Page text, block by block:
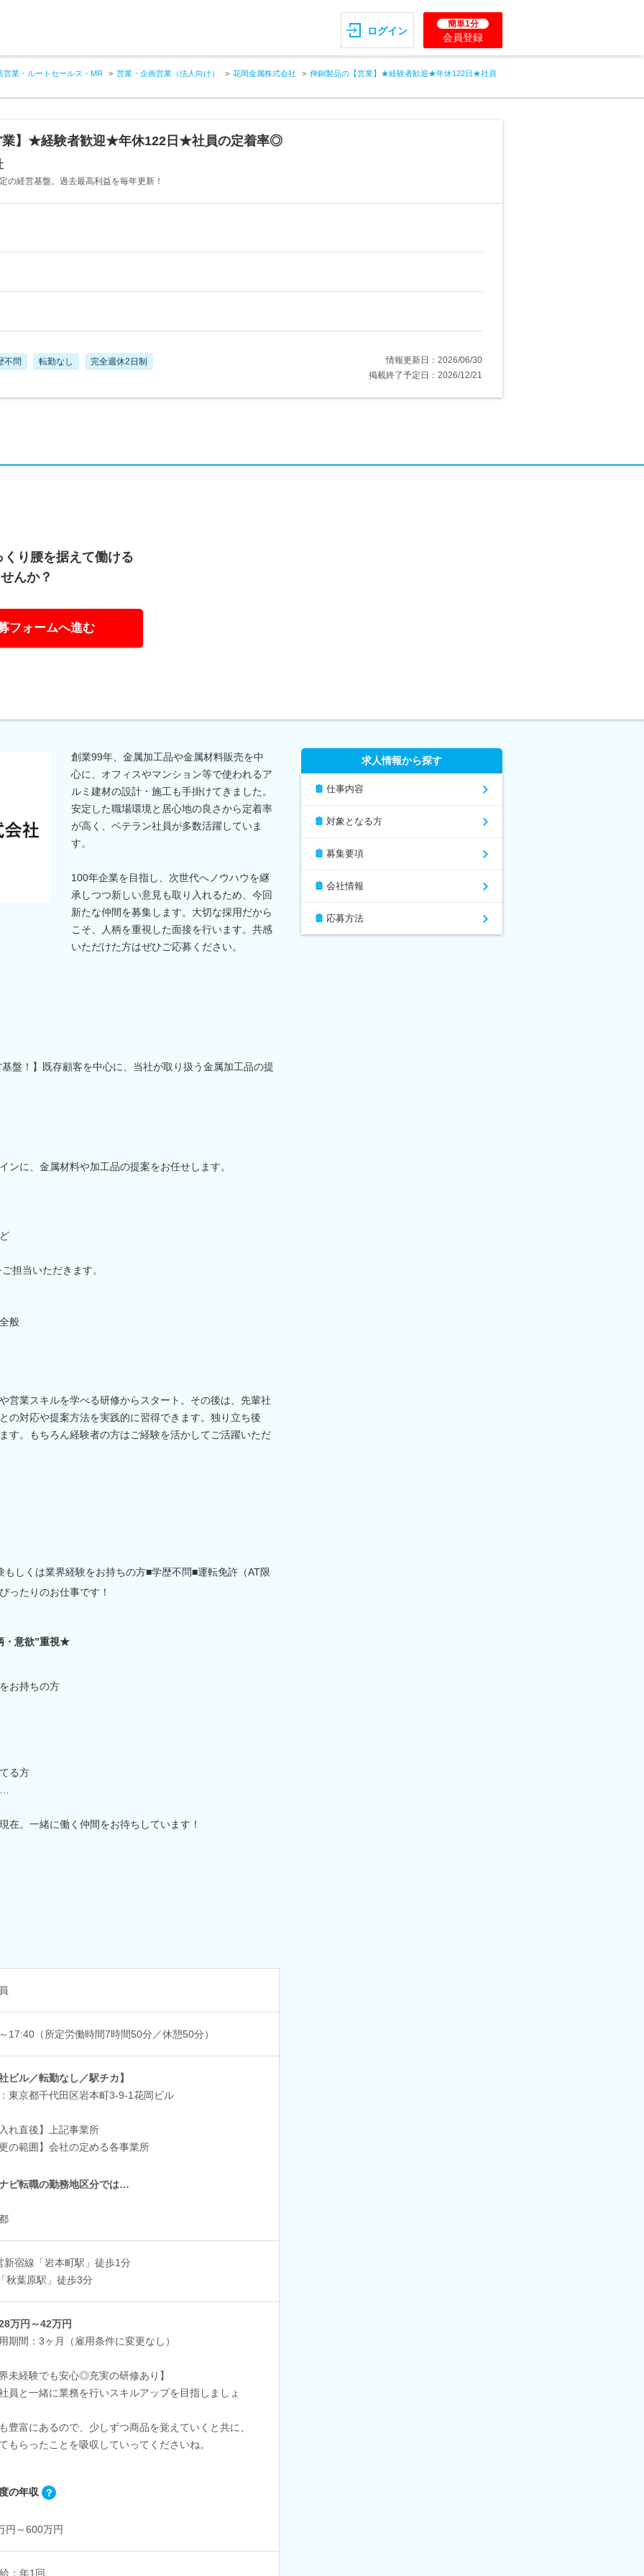
ログイン
簡単1分
会員登録
営業・ルートセールス・MR 営業・企画営業（法人向け） 花岡金属株式会社 伸銅製品の【営業】★経験者歓迎★年休122日★社員
業】★経験者歓迎★年休122日★社員の定着率◎
の経営基盤。過去最高利益を毎年更新！
不問 転勤なし 完全週休2日制
情報更新日：2026/06/30
掲載終了予定日：2026/12/21
り腰を据えて働ける
んか？
フォームへ進む
創業99年、金属加工品や金属材料販売を中
心に、オフィスやマンション等で使われるア
ルミ建材の設計・施工も手掛けてきました。
安定した職場環境と居心地の良さから定着率
が高く、ベテラン社員が多数活躍していま
す。
100年企業を目指し、次世代へノウハウを継
承しつつ新しい意見も取り入れるため、今回
新たな仲間を募集します。大切な採用だから
こそ、人柄を重視した面接を行います。共感
いただけた方はぜひご応募ください。
盤！】既存顧客を中心に、当社が取り扱う金属加工品の提
ンに、金属材料や加工品の提案をお任せします。
担当いただきます。
般
営業スキルを学べる研修からスタート。その後は、先輩社
の対応や提案方法を実践的に習得できます。独り立ち後
す。もちろん経験者の方はご経験を活かしてご活躍いただ
しくは業界経験をお持ちの方■学歴不問■運転免許（AT限
ったりのお仕事です！
・意欲”重視★
お持ちの方
る方
在。一緒に働く仲間をお待ちしています！
17:40（所定労働時間7時間50分／休憩50分）
ビル／転勤なし／駅チカ】
東京都千代田区岩本町3-9-1花岡ビル
れ直後】上記事業所
の範囲】会社の定める各事業所
ビ転職の勤務地区分では…
新宿線「岩本町駅」徒歩1分
秋葉原駅」徒歩3分
万円～42万円
期間：3ヶ月（雇用条件に変更なし）
未経験でも安心◎充実の研修あり】
員と一緒に業務を行いスキルアップを目指しましょ
豊富にあるので、少しずつ商品を覚えていくと共に、
もらったことを吸収していってくださいね。
の年収
円～600万円
：年1回
求人情報から探す
仕事内容
対象となる方
募集要項
会社情報
応募方法